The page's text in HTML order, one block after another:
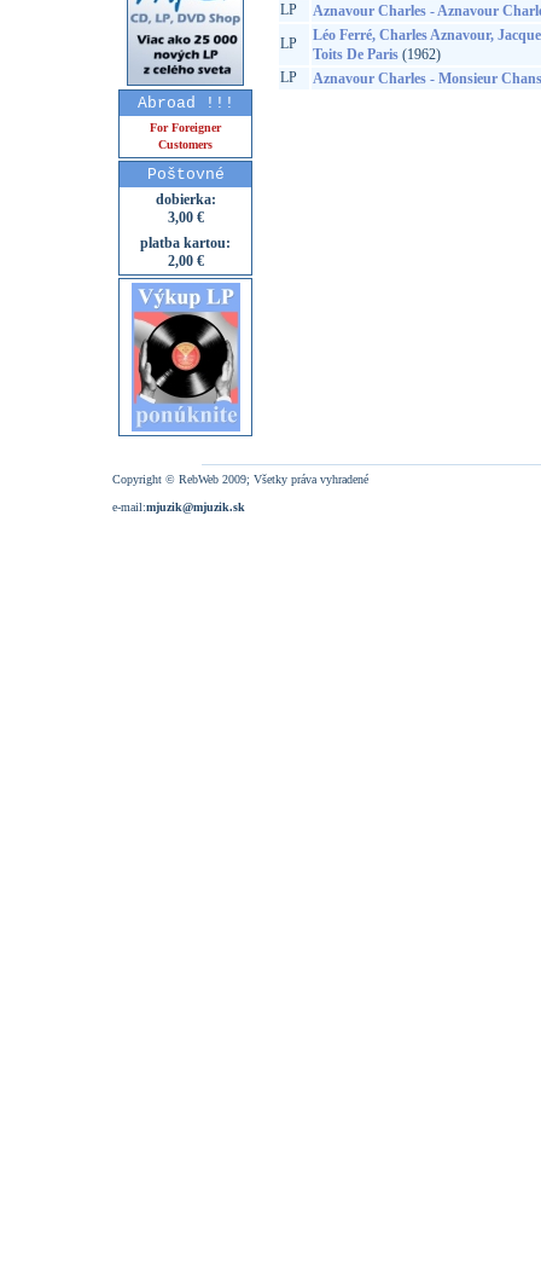
Abroad !!!
For Foreigner
Customers
Poštovné
dobierka:
3,00 €
platba kartou:
2,00 €
LP
Aznavour Charles - Aznavour
LP
Léo Ferré, Charles Aznavour,
Toits De Paris(1962)
LP
Aznavour Charles - Monsieur
Copyright © RebWeb 2009; Všetky práva vyhradené
e-mail:mjuzik@mjuzik.sk